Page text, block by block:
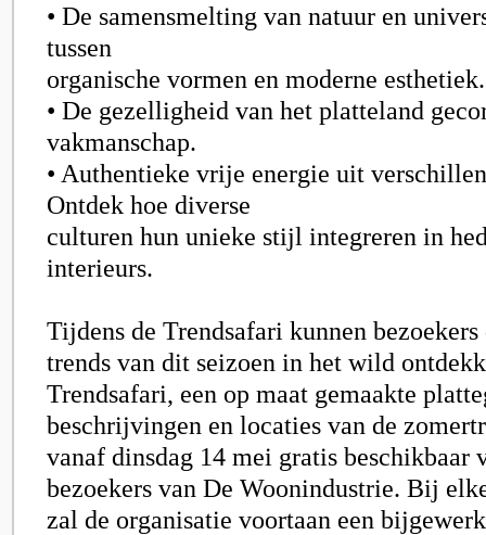
• De samensmelting van natuur en
tussen
organische vormen en moderne esthetiek.
• De gezelligheid van het platteland
vakmanschap.
• Authentieke vrije energie uit
Ontdek hoe diverse
culturen hun unieke stijl integreren in
interieurs.
Tijdens de Trendsafari kunnen
trends van dit seizoen in het wild
Trendsafari, een op maat gemaakte
beschrijvingen en locaties van de
vanaf dinsdag 14 mei gratis beschikbaar
bezoekers van De Woonindustrie. Bij
zal de organisatie voortaan een